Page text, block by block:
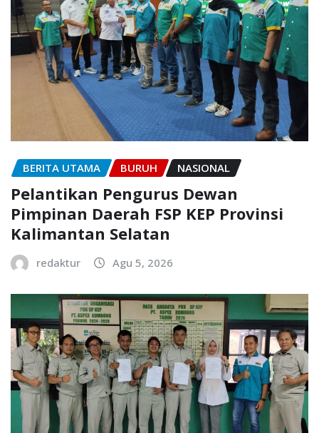
BERITA UTAMA BURUH NASIONAL
Pelantikan Pengurus Dewan
Pimpinan Daerah FSP KEP Provinsi
Kalimantan Selatan
redaktur Agu 5, 2026